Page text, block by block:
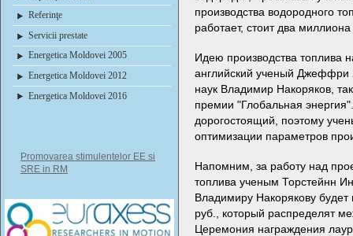
Referinţe
Servicii prestate
Energetica Moldovei 2005
Energetica Moldovei 2012
Energetica Moldovei 2016
Promovarea stimulentelor EE si
SRE in RM
производства водородного
работает, стоит два
Идею производства топлива
английский ученый Джеффри
наук Владимир Накоряков,
премии "Глобальная
дорогостоящий, поэтому
оптимизации параметров
Напомним, за работу над
топлива ученым Торстейнн
Владимиру Накорякову
руб., который распределят
Церемония награждения